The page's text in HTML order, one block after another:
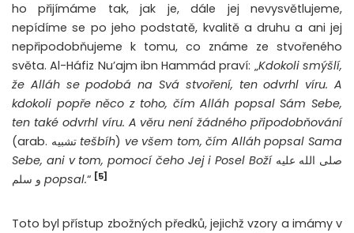
ho přijímáme tak, jak je, dále jej nevysvětlujeme,
nepídíme se po jeho podstatě, kvalitě a druhu a ani jej
nepřipodobňujeme k tomu, co známe ze stvořeného
světa. Al-Háfiz Nu’ajm ibn Hammád praví: „Kdokoli smýšlí,
že Alláh se podobá na Svá stvoření, ten odvrhl víru. A
kdokoli popře něco z toho, čím Alláh popsal Sám Sebe,
ten také odvrhl víru. A věru není žádného připodobňování
(arab. تشبيه tešbíh) ve všem tom, čím Alláh popsal Sama
Sebe, ani v tom, pomocí čeho Jej i Posel Boží صلى الله عليه
popsal.“ [5]
Toto byl přístup zbožných předků, jejichž vzory a imámy v